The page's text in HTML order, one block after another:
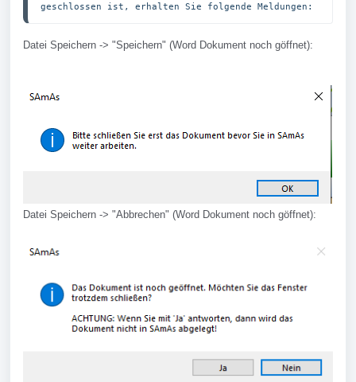
geschlossen ist, erhalten Sie folgende Meldungen:
Datei Speichern -> "Speichern" (Word Dokument noch göffnet):
Datei Speichern -> "Abbrechen" (Word Dokument noch göffnet):